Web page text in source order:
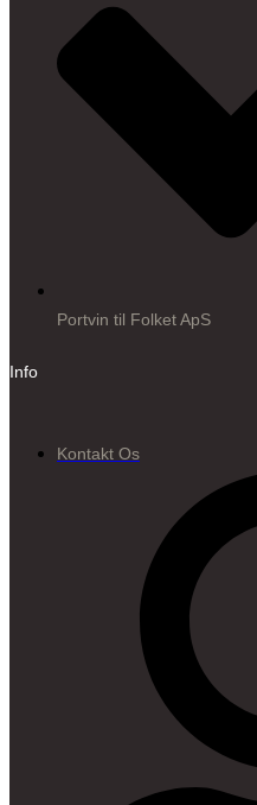
Portvin til Folket ApS
Info
Kontakt Os